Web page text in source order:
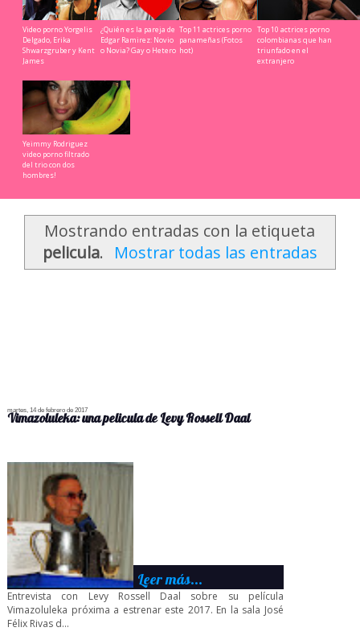
Video porno Yorgelis
Delgado, Erika
Shwarzgruber y Kent
James
¿Quién es la pareja de
Edgar Ramirez: Novio
o Novia? Gay o Hetero
Top 11 actrices porno
panameñas (Fotos
hot)
Top 10 actrices porno
colombianas que han
triunfado en el
extranjero
Yeimmy Rodriguez
video porno filtrado
del trio con dos
hombres!
Mostrando entradas con la etiqueta
pelicula. Mostrar todas las entradas
martes, 14 de febrero de 2017
Vimazoluleka: una pelicula de Levy Rossell Daal
Leer más...
Entrevista con Levy Rossell Daal sobre su película
Vimazoluleka próxima a estrenar este 2017. En la sala José
Félix Rivas d...